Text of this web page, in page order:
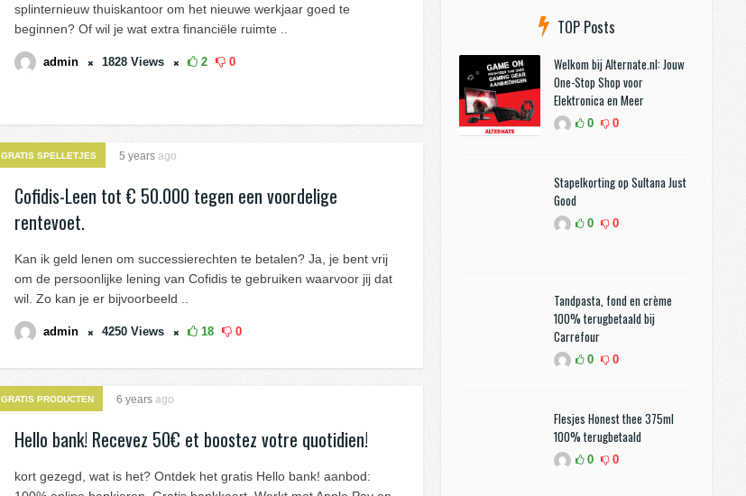
splinternieuw thuiskantoor om het nieuwe werkjaar goed te
beginnen? Of wil je wat extra financiële ruimte ..
admin 1828 Views 2 0
GRATIS SPELLETJES 5 years ago
Cofidis-Leen tot € 50.000 tegen een voordelige
rentevoet.
Kan ik geld lenen om successierechten te betalen? Ja, je bent vrij
om de persoonlijke lening van Cofidis te gebruiken waarvoor jij dat
wil. Zo kan je er bijvoorbeeld ..
admin 4250 Views 18 0
GRATIS PRODUCTEN 6 years ago
Hello bank! Recevez 50€ et boostez votre quotidien!
kort gezegd, wat is het? Ontdek het gratis Hello bank! aanbod:
TOP Posts
Welkom bij Alternate.nl: Jouw
One-Stop Shop voor
Elektronica en Meer
0 0
Stapelkorting op Sultana Just
Good
0 0
Tandpasta, fond en crème
100% terugbetaald bij
Carrefour
0 0
Flesjes Honest thee 375ml
100% terugbetaald
0 0